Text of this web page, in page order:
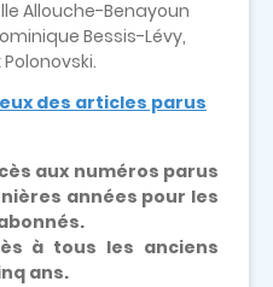
Allouche-Benayoun
Bessis-Lévy,
des articles parus
aux numéros parus
années pour les
à tous les anciens
ans.